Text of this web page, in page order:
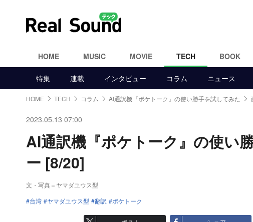
HOME MUSIC MOVIE TECH BOOK
特集 連載 インタビュー コラム ニュース
HOME TECH コラム AI通訳機『ポケトーク』の使い勝手を試してみた
2023.05.13 07:00
AI通訳機『ポケトーク』の使
ー [8/20]
文・写真＝ヤマダユウス型
台湾
ヤマダユウス型 翻訳 ポケトーク